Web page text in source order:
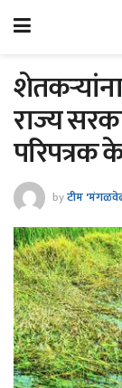
राज्य
परिपत्रक
byटीम